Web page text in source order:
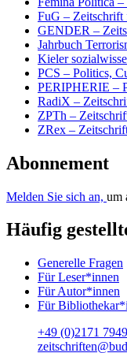
FuG – Zeitschrift
GENDER –
Jahrbuch
Kieler
PCS – Politics,
PERIPHERIE –
RadiX –
ZPTh –
ZRex –
Abonnement
Melden Sie sich an, um
Häufig
Generelle Fragen
Für Leser*innen
Für Autor*innen
Für
+49 (0)2171